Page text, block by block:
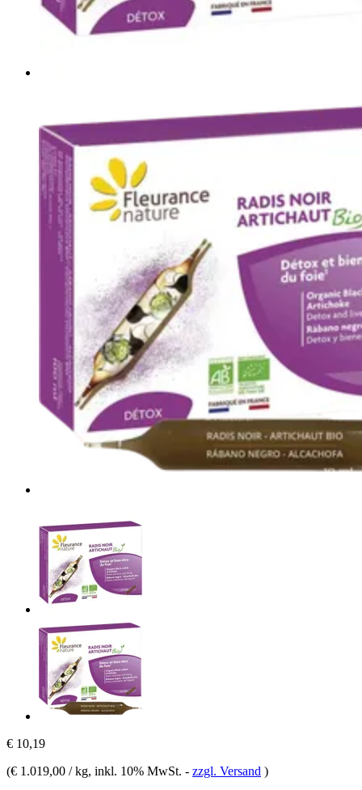
€ 10,19
(€ 1.019,00 / kg, inkl. 10% MwSt. - zzgl. Versand )